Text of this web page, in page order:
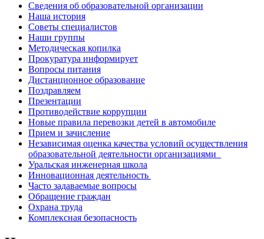
Сведения об образовательной организации
Наша история
Советы специалистов
Наши группы
Методическая копилка
Прокуратура информирует
Вопросы питания
Дистанционное образование
Поздравляем
Презентации
Противодействие коррупции
Новые правила перевозки детей в автомобиле
Прием и зачисление
Независимая оценка качества условий осуществления
образовательной деятельности организациями
Уральская инженерная школа
Инновационная деятельность
Часто задаваемые вопросы
Обращение граждан
Охрана труда
Комплексная безопасность